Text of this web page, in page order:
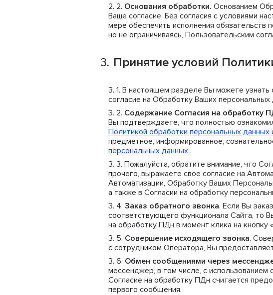
Основания обработки. Основанием
Ваше согласие. Без согласия с условиями
мере обеспечить исполнения
но не ограничиваясь, Пользовательским
Принятие условий
В настоящем разделе Вы можете узнать
согласие на Обработку Ваших
Содержание Согласия на обработку
Вы подтверждаете, что полностью
Политикой обработки персональных
предметное, информированное,
персональных данных .
Пожалуйста, обратите внимание, что
прочего, выражаете свое согласие на
Автоматизации, Обработку Ваших
а также в Согласии на обработку
Заказ обратного звонка. Если Вы
соответствующего функционала Сайта, то
на обработку ПДн в момент клика на кнопку
Совершение исходящего звонка.
с сотрудником Оператора, Вы
Обмен сообщениями через
мессенджер, в том числе, с
Согласие на обработку ПДн считается
первого сообщения.